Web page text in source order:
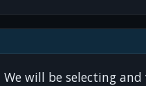
We will be selecting